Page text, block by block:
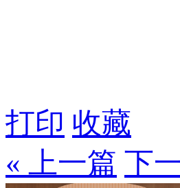
打印 收藏
« 上一篇 下